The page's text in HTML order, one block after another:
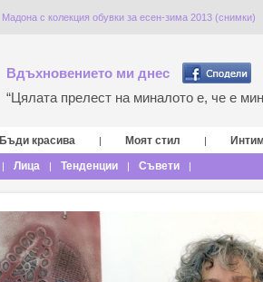
Мадона с колекция обувки за есен-зима 2013 (снимки)
Вдъхновението ми днес
“Цялата прелест на миналото е, че е
Бъди красива | Моят стил |
| Лица | Тенденции | Съвети |